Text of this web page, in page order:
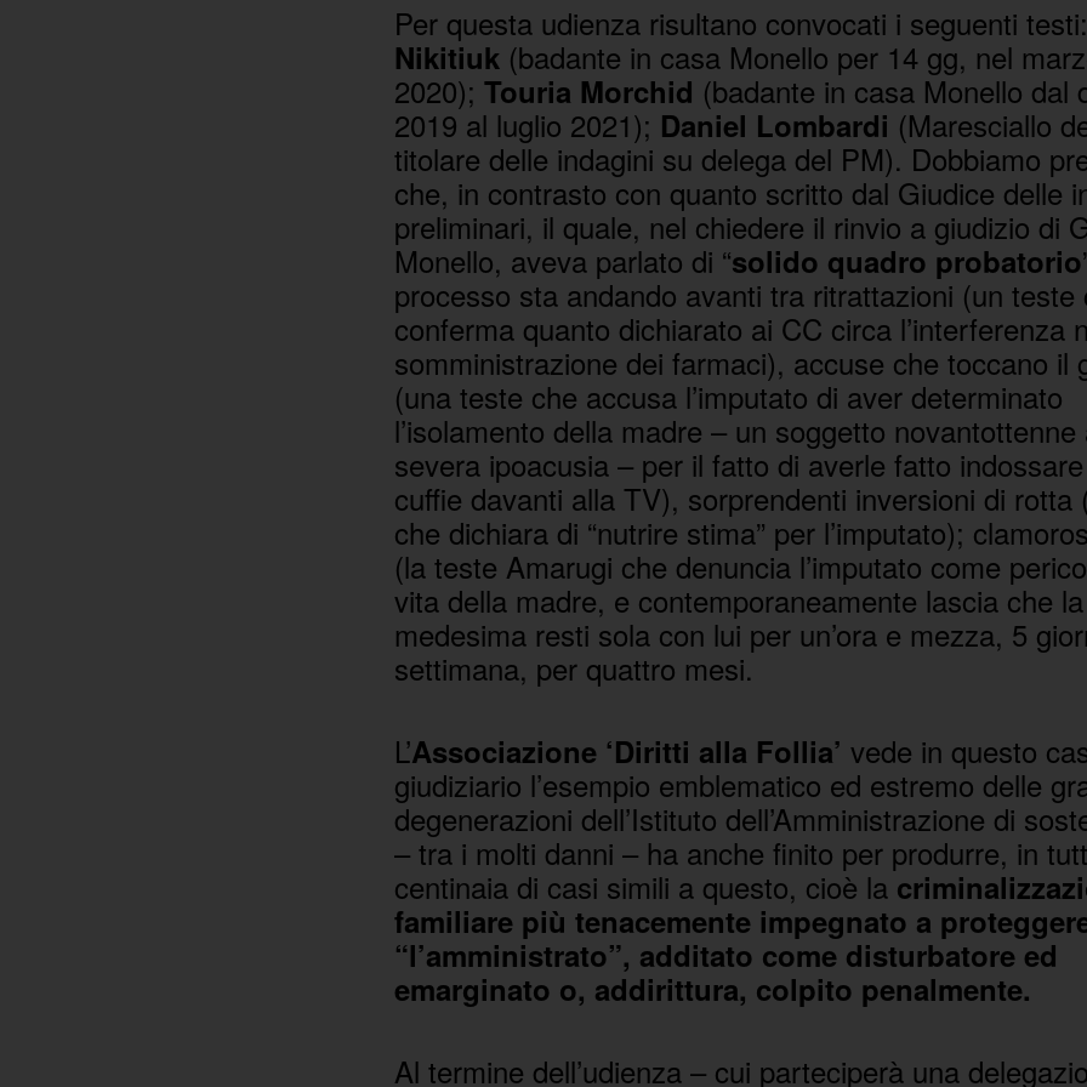
Per questa udienza risultano convocati i seguenti
Nikitiuk(badante in casa Monello per 14 gg, nel
2020); Touria Morchid (badante in casa Monello dal
2019 al luglio 2021); Daniel Lombardi (Maresciallo
titolare delle indagini su delega del PM). Dobbiamo
che, in contrasto con quanto scritto dal Giudice delle
preliminari, il quale, nel chiedere il rinvio a giudizio di
Monello, aveva parlato di “solido quadro probatorio
processo sta andando avanti tra ritrattazioni (un teste
conferma quanto dichiarato ai CC circa l’interferenza
somministrazione dei farmaci), accuse che toccano il
(una teste che accusa l’imputato di aver determinato
l’isolamento della madre – un soggetto
severa ipoacusia – per il fatto di averle fatto
cuffie davanti alla TV), sorprendenti inversioni di rotta
che dichiara di “nutrire stima” per l’imputato);
(la teste Amarugi che denuncia l’imputato come
vita della madre, e contemporaneamente lascia che la
medesima resti sola con lui per un’ora e mezza, 5
settimana, per quattro mesi.
L’Associazione ‘Diritti alla Follia’ vede in questo
giudiziario l’esempio emblematico ed estremo delle
degenerazioni dell’Istituto dell’Amministrazione di
– tra i molti danni – ha anche finito per produrre, in
centinaia di casi simili a questo, cioè la
familiare più tenacemente impegnato a
“l’amministrato”, additato come disturbatore ed
emarginato o, addirittura, colpito penalmente.
Al termine dell’udienza – cui parteciperà una